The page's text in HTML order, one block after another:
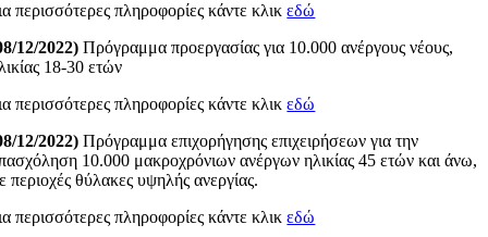
περισσότερες πληροφορίες κάντε κλικεδώ
12/2022) Πρόγραμμα προεργασίας για 10.000 ανέργους νέους,
18-30 ετών
περισσότερες πληροφορίες κάντε κλικεδώ
12/2022) Πρόγραμμα επιχορήγησης επιχειρήσεων για την
10.000 μακροχρόνιων ανέργων ηλικίας 45 ετών και άνω,
περιοχές θύλακες υψηλής ανεργίας.
περισσότερες πληροφορίες κάντε κλικεδώ